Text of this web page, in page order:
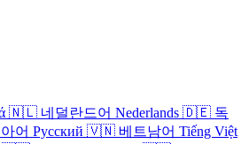
🇳🇱 네덜란드어 Nederlands 🇩🇪 독
어 Русский 🇻🇳 베트남어 Tiếng Việt